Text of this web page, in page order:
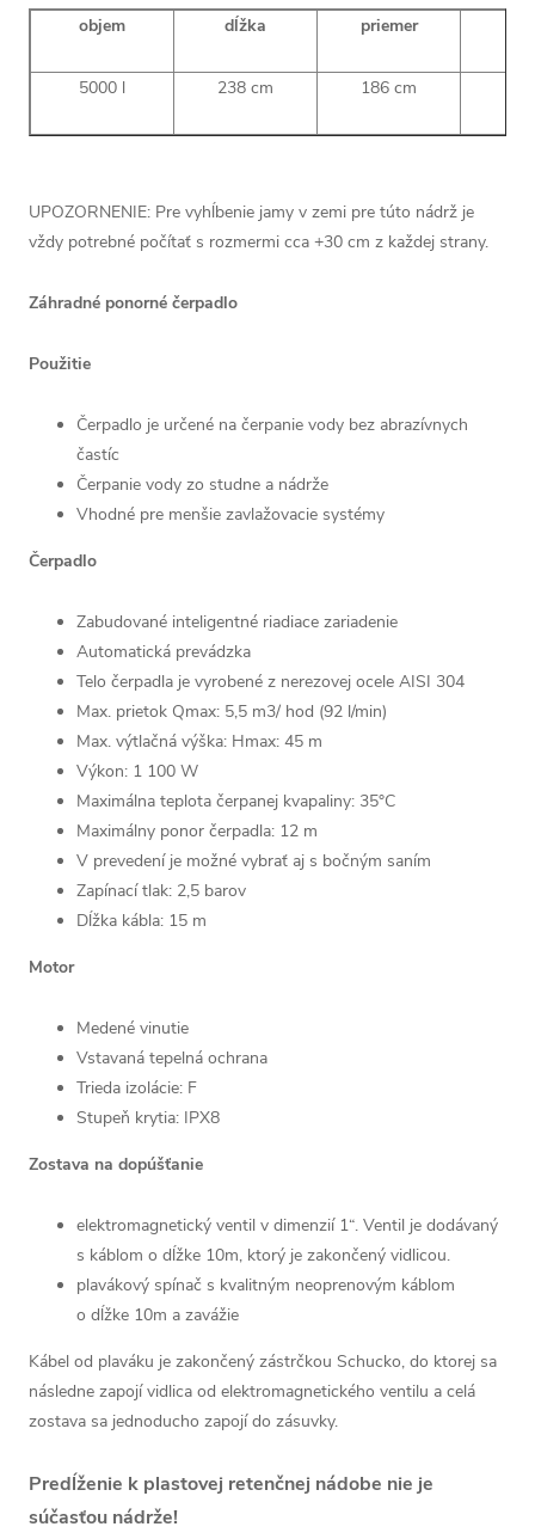
objem dĺžka priemer
5000 l 238 cm 186 cm
UPOZORNENIE: Pre vyhĺbenie jamy v zemi pre túto nádrž je
vždy potrebné počítať s rozmermi cca +30 cm z každej strany.
Záhradné ponorné čerpadlo
Použitie
Čerpadlo je určené na čerpanie vody bez abrazívnych
častíc
Čerpanie vody zo studne a nádrže
Vhodné pre menšie zavlažovacie systémy
Čerpadlo
Zabudované inteligentné riadiace zariadenie
Automatická prevádzka
Telo čerpadla je vyrobené z nerezovej ocele AISI 304
Max. prietok Qmax: 5,5 m3/ hod (92 l/min)
Max. výtlačná výška: Hmax: 45 m
Výkon: 1 100 W
Maximálna teplota čerpanej kvapaliny: 35°C
Maximálny ponor čerpadla: 12 m
V prevedení je možné vybrať aj s bočným saním
Zapínací tlak: 2,5 barov
Dĺžka kábla: 15 m
Motor
Medené vinutie
Vstavaná tepelná ochrana
Trieda izolácie: F
Stupeň krytia: IPX8
Zostava na dopúšťanie
elektromagnetický ventil v dimenzií 1“. Ventil je dodávaný
s káblom o dĺžke 10m, ktorý je zakončený vidlicou.
plavákový spínač s kvalitným neoprenovým káblom
o dĺžke 10m a zavážie
Kábel od plaváku je zakončený zástrčkou Schucko, do ktorej sa
následne zapojí vidlica od elektromagnetického ventilu a celá
zostava sa jednoducho zapojí do zásuvky.
Predĺženie k plastovej retenčnej nádobe nie je
súčasťou nádrže!